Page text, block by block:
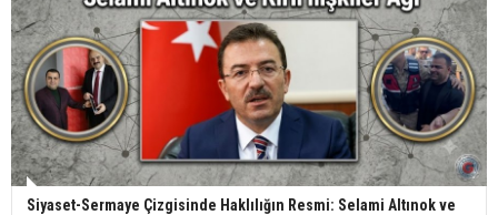
Siyaset-Sermaye Çizgisinde Haklılığın Resmi: Selami Altınok ve